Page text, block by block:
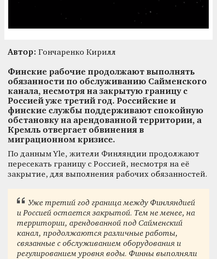
Автор: Гончаренко Кирилл
Финские рабочие продолжают выполнять
обязанности по обслуживанию Сайменского
канала, несмотря на закрытую границу с
Россией уже третий год. Российские и
финские службы поддерживают спокойную
обстановку на арендованной территории, а
Кремль отвергает обвинения в
миграционном кризисе.
По данным Yle, жители Финляндии продолжают
пересекать границу с Россией, несмотря на её
закрытие, для выполнения рабочих обязанностей.
Уже третий год граница между Финляндией
и Россией остается закрытой. Тем не менее, на
территории, арендованной под Сайменский
канал, продолжаются различные работы,
связанные с обслуживанием оборудования и
регулированием уровня воды.Финны выполняли